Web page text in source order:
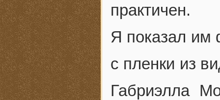
практичен.
Я показал им
с пленки из
Габриэлла